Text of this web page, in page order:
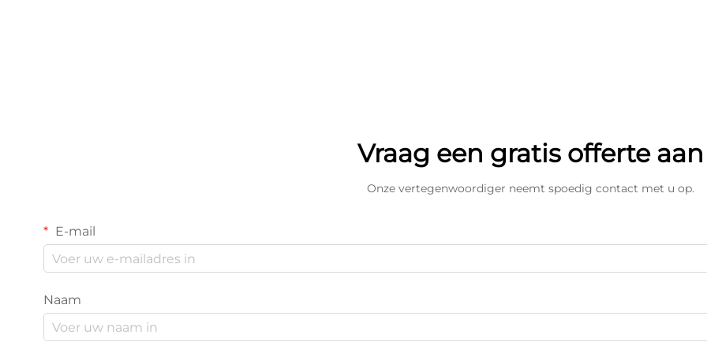
Vraag een gratis offerte aan
Onze vertegenwoordiger neemt spoedig contact met u op.
E-mail
Naam